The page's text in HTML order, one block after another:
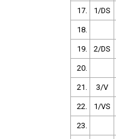
17. 1/DS
18.
19. 2/DS
20.
21. 3/V
22. 1/VS
23.